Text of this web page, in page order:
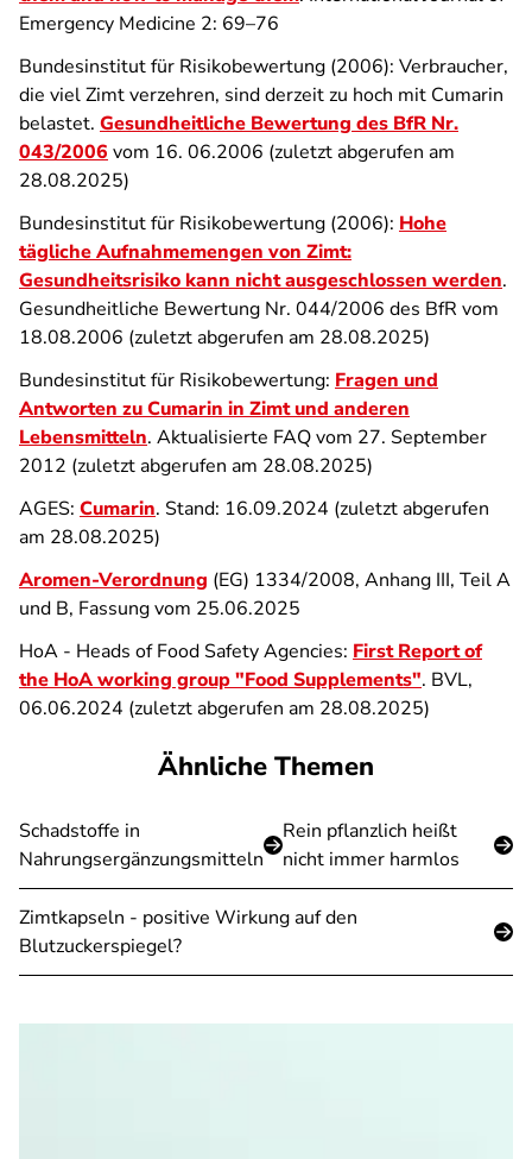
Emergency Medicine 2: 69–76
Bundesinstitut für Risikobewertung (2006): Verbraucher,
die viel Zimt verzehren, sind derzeit zu hoch mit Cumarin
belastet. Gesundheitliche Bewertung des BfR Nr.
043/2006 vom 16. 06.2006 (zuletzt abgerufen am
28.08.2025)
Bundesinstitut für Risikobewertung (2006): Hohe
tägliche Aufnahmemengen von Zimt:
Gesundheitsrisiko kann nicht ausgeschlossen werden.
Gesundheitliche Bewertung Nr. 044/2006 des BfR vom
18.08.2006 (zuletzt abgerufen am 28.08.2025)
Bundesinstitut für Risikobewertung: Fragen und
Antworten zu Cumarin in Zimt und anderen
Lebensmitteln. Aktualisierte FAQ vom 27. September
2012 (zuletzt abgerufen am 28.08.2025)
AGES: Cumarin. Stand: 16.09.2024 (zuletzt abgerufen
am 28.08.2025)
Aromen-Verordnung (EG) 1334/2008, Anhang III, Teil A
und B, Fassung vom 25.06.2025
HoA - Heads of Food Safety Agencies: First Report of
the HoA working group "Food Supplements". BVL,
06.06.2024 (zuletzt abgerufen am 28.08.2025)
Ähnliche Themen
Schadstoffe in
Nahrungsergänzungsmitteln
Rein pflanzlich heißt
nicht immer harmlos
Zimtkapseln - positive Wirkung auf den
Blutzuckerspiegel?